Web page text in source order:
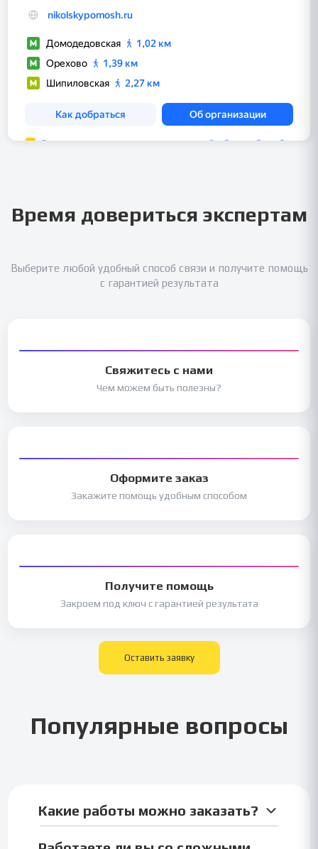
Время довериться экспертам
Выберите любой удобный способ связи и получите помощь
с гарантией результата
Свяжитесь с нами
Чем можем быть полезны?
Оформите заказ
Закажите помощь удобным способом
Получите помощь
Закроем под ключ с гарантией результата
Оставить заявку
Популярные вопросы
Какие работы можно заказать?
Можно заказать любые студенческие работы: